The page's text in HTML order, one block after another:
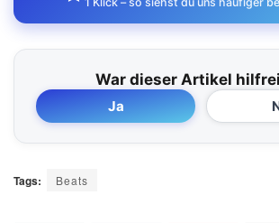
War dieser Artikel
Ja
Tags: Beats